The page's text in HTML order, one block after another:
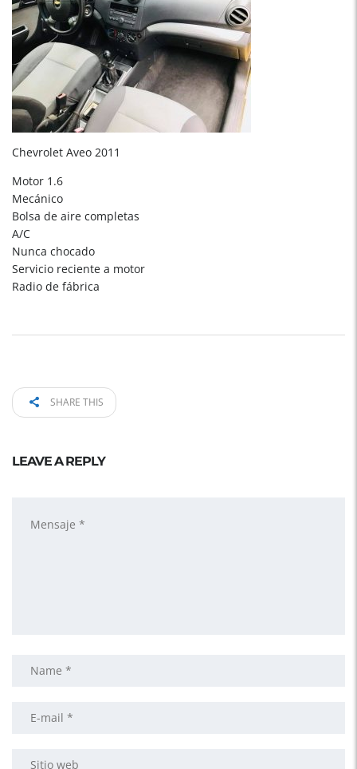
Chevrolet Aveo 2011
Motor 1.6
Mecánico
Bolsa de aire completas
A/C
Nunca chocado
Servicio reciente a motor
Radio de fábrica
SHARE THIS
LEAVE A REPLY